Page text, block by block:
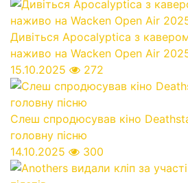
Дивіться Apocalyptica з
наживо на Wacken Open Air
15.10.2025
272
Слеш спродюсував кіно
головну пісню
14.10.2025
300